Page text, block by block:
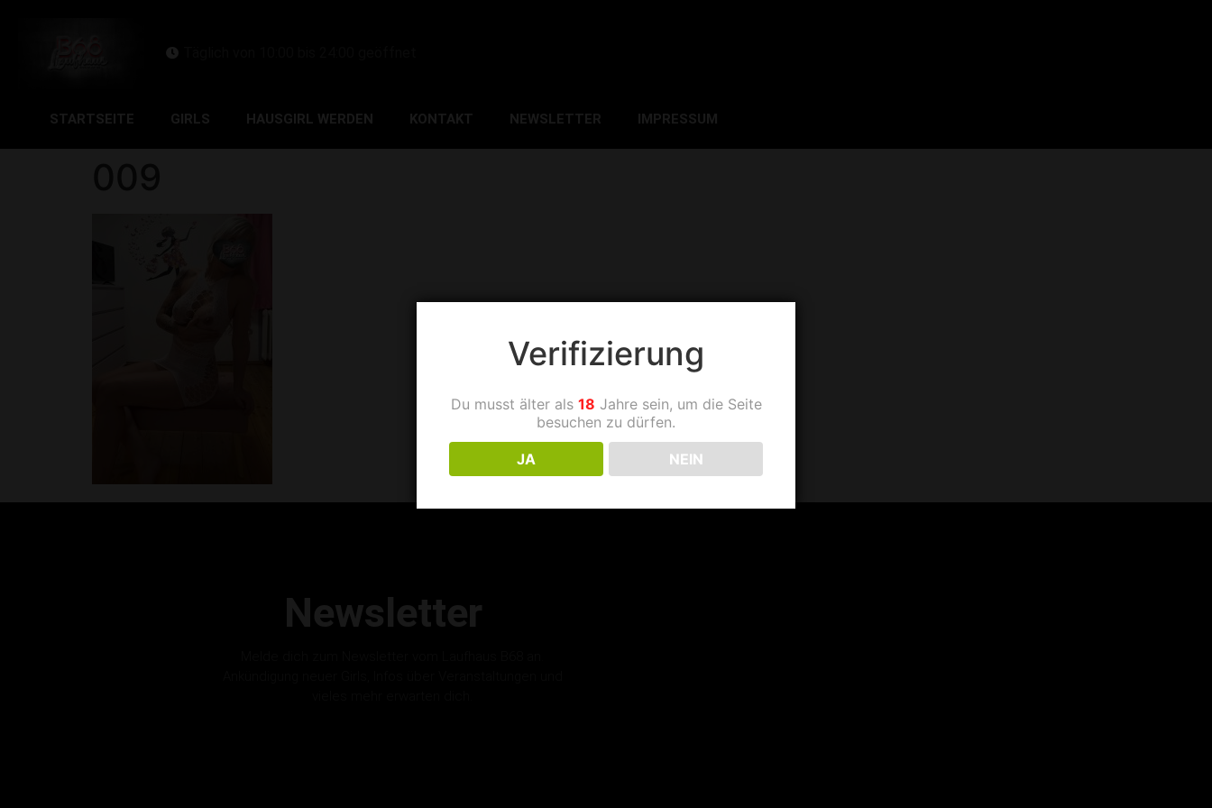
STARTSEITE GIRLS HAUSGIRL WERDEN KONTAKT NEWSLETTER IMPRESSUM
Newsletter
Verifizierung
Du musst älter als 18 Jahre sein, um die Seite
besuchen zu dürfen.
JA NEIN